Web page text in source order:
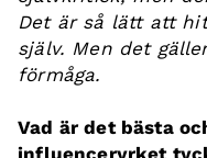
Det är så lätt att
själv. Men det
förmåga.
Vad är det bästa